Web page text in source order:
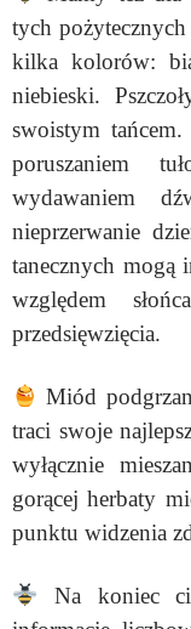
tych
kilka kolorów:
niebieski.
swoistym
poruszaniem
wydawaniem
nieprzerwanie
tanecznych mogą
względem
przedsięwzięcia.
Miód
traci swoje
wyłącznie
gorącej herbaty
punktu widzenia
Na koniec